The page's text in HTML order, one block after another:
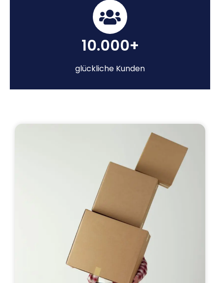
10.000+
glückliche Kunden